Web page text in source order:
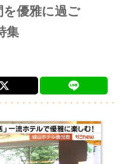
優雅に過ご
集